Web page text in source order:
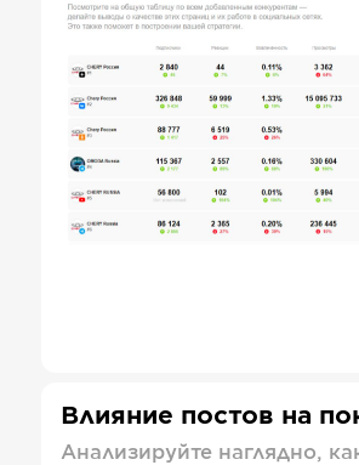
Влияние постов на
Анализируйте наглядно,